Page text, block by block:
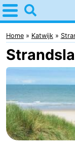
Home
Katwijk
Tips
Voor
kinderen
Overnachten
Appartementen
Home Katwijk